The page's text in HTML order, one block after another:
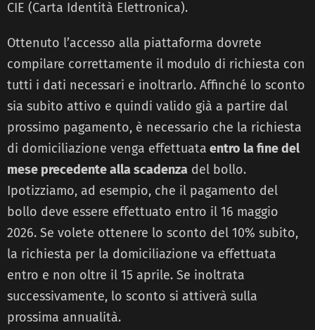
CIE (Carta Identità Elettronica).
Ottenuto l’accesso alla piattaforma dovrete
compilare correttamente il modulo di richiesta con
tutti i dati necessari e inoltrarlo. Affinché lo sconto
sia subito attivo e quindi valido già a partire dal
prossimo pagamento, è necessario che la richiesta
di domiciliazione venga effettuata entro la fine del
mese precedente alla scadenza del bollo.
Ipotizziamo, ad esempio, che il pagamento del
bollo deve essere effettuato entro il 16 maggio
2026. Se volete ottenere lo sconto del 10% subito,
la richiesta per la domiciliazione va effettuata
entro e non oltre il 15 aprile. Se inoltrata
successivamente, lo sconto si attiverà sulla
prossima annualità.